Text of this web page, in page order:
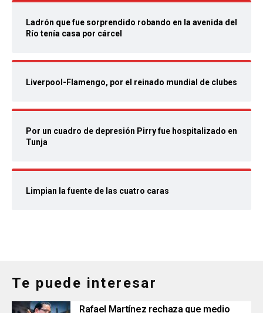
Ladrón que fue sorprendido robando en la avenida del
Río tenía casa por cárcel
Liverpool-Flamengo, por el reinado mundial de clubes
Por un cuadro de depresión Pirry fue hospitalizado en
Tunja
Limpian la fuente de las cuatro caras
Te puede interesar
Rafael Martínez rechaza que medio